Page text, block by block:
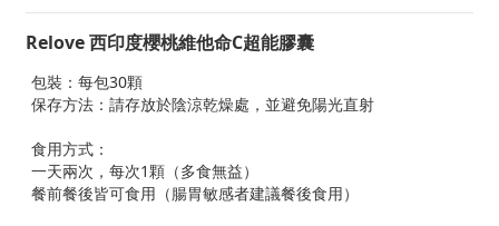
Relove西印度櫻桃維他命C超能膠囊
包裝：每包30顆
保存方法：請存放於陰涼乾燥處，並避免陽光直射
食用方式：
一天兩次，每次1顆（多食無益）
餐前餐後皆可食用（腸胃敏感者建議餐後食用）